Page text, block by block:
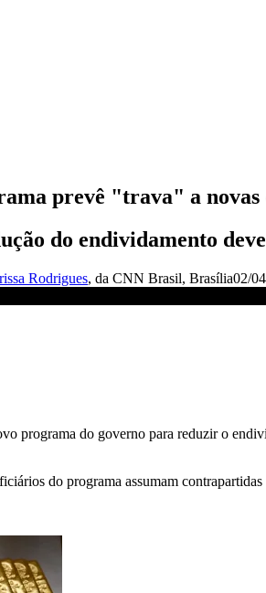
prevê "trava" a
do endividamento
Rodrigues, da CNN Brasil, Brasília02/
programa do governo para reduzir o
do programa assumam